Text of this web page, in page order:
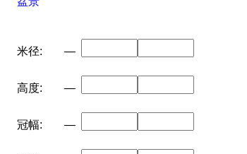
米径: —
高度: —
冠幅: —